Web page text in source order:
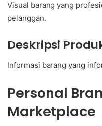
Visual barang yang
pelanggan.
Deskripsi
Informasi barang yang
Personal
Marketplace